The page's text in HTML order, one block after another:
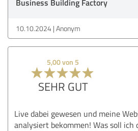
10.10.2024 Anonym
5,00 von 5
SEHR GUT
Live dabei gewesen und meine
analysiert bekommen! Was soll ich